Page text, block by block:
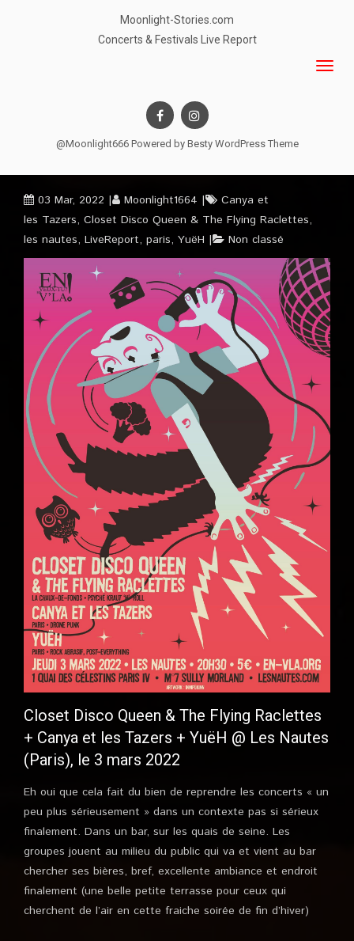
Moonlight-Stories.com
Concerts & Festivals Live Report
@Moonlight666 Powered by Besty WordPress Theme
03 Mar, 2022 Moonlight1664
Canya et
les Tazers, Closet Disco Queen & The Flying Raclettes,
les nautes, LiveReport, paris, YuëH Non classé
Closet Disco Queen & The Flying Raclettes
+ Canya et les Tazers + YuëH @ Les Nautes
(Paris), le 3 mars 2022
Eh oui que cela fait du bien de reprendre les concerts « un
peu plus sérieusement » dans un contexte pas si sérieux
finalement. Dans un bar, sur les quais de seine. Les
groupes jouent au milieu du public qui va et vient au bar
chercher ses bières, bref, excellente ambiance et endroit
finalement (une belle petite terrasse pour ceux qui
cherchent de l’air en cette fraiche soirée de fin d’hiver)